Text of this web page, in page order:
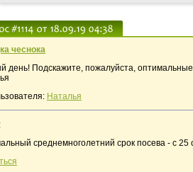
чеснока
день! Подскажите, пожалуйста,
Наталья
среднемноголетний срок посева - с 25